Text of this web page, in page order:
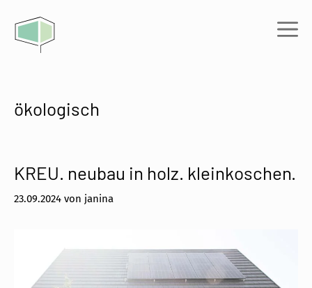
Inhalt
springen
ökologisch
KREU. neubau in holz. kleinkoschen.
23.09.2024 von janina